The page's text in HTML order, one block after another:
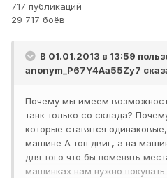
717 публикаций
29 717 боёв
В 01.01.2013 в 13:59
anonym_P67Y4Aa55Zy7
Почему мы имеем
танк только со склада?
которые ставятся
машине А топ двиг, а на
для того что бы поменять
машинках нам нужно